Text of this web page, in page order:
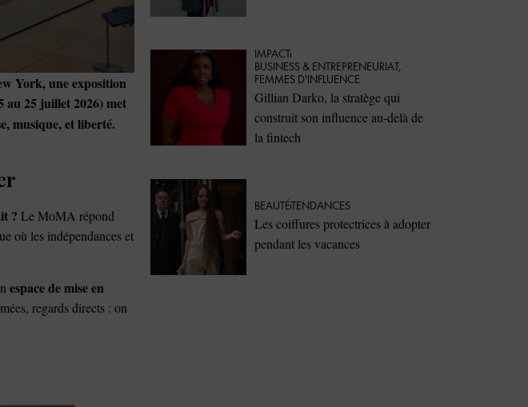
York, une exposition
au 25 juillet 2026) met
musique, et liberté.
? Le MoMA répond
où les indépendances et
espace de mise en
regards directs : on
IMPACT
⁠BUSINESS & ENTREPRENEURIAT ,
FEMMES D'INFLUENCE
Gillian Darko, la stratège qui
construit son influence au-delà de
la fintech
BEAUTÉTENDANCES
Les coiffures protectrices à adopter
pendant les vacances